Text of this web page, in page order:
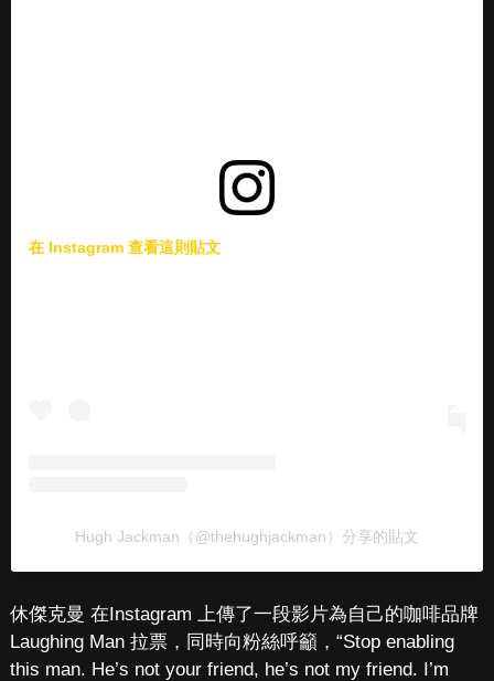
在 Instagram 查看這則貼文
Hugh Jackman（@thehughjackman）分享的貼文
休傑克曼 在Instagram 上傳了一段影片為自己的咖啡品牌
Laughing Man 拉票，同時向粉絲呼籲，“Stop enabling
this man. He’s not your friend, he’s not my friend. I’m